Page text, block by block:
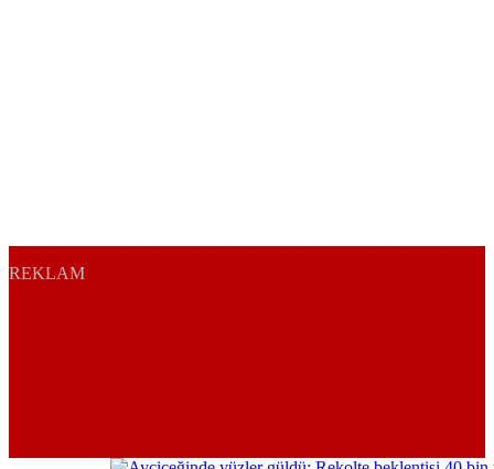
REKLAM